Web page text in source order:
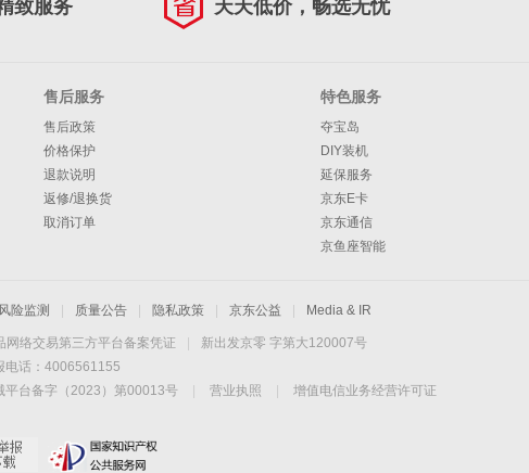
致服务 天天低价，畅选无忧
售后服务
售后政策
价格保护
退款说明
返修/退换货
取消订单
特色服务
夺宝岛
DIY装机
延保服务
京东E卡
京东通信
京鱼座智能
风险监测 质量公告 隐私政策 京东公益 Media & IR
网络交易第三方平台备案凭证
新出发京零 字第大120007号
电话：4006561155
平台备字（2023）第00013号 营业执照
增值电信业务经营许可证